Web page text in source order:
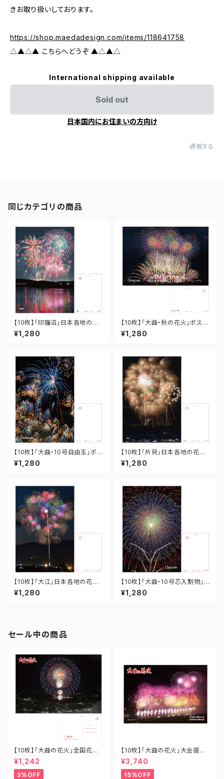
きお取り扱いしております。
https://shop.maedadesign.com/items/118641758
△▲△▲ こちらへどうぞ ▲△▲△
International shipping available
Sold out
日本国内にお住まいの方向け
通報する
同じカテゴリの商品
【10枚】「印旛沼」日本各地の花
¥1,280
【10枚】「大曲・秋の花火」ポスト
カード PO-OM-021
¥1,280
【10枚】「大曲・10号自由玉」ポス
トカード PO-OM-019
¥1,280
【10枚】「片貝」日本各地の花火
¥1,280
【10枚】「大江」日本各地の花火
¥1,280
【10枚】「大曲・10号芯入割物」
¥1,280
セール中の商品
【10枚】「大曲の花火」全国花火
競技大会ポストカード「十号割
物花火バージョン」 PO-OH-0
02N
¥1,242
3%OFF
【10枚】「大曲の花火」大会提供
花火 あさきゆめみし B1-OH-0
01
¥3,740
15%OFF